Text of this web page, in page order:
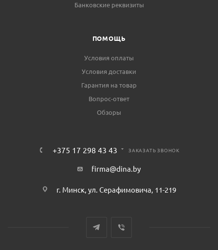
Банковские реквизиты
ПОМОЩЬ
Условия оплаты
Условия доставки
Гарантия на товар
Вопрос-ответ
Обзоры
+375 17 298 43 43 ЗАКАЗАТЬ ЗВОНОК
firma@dina.by
г. Минск, ул. Серафимовича, 11-219